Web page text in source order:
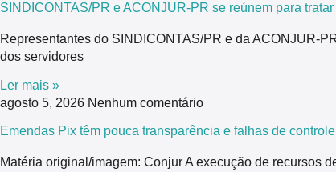
SINDICONTAS/PR e ACONJUR-PR se reúnem para
Representantes do SINDICONTAS/PR e da ACONJUR-
dos servidores
Ler mais »
agosto 5, 2026 Nenhum comentário
Emendas Pix têm pouca transparência e falhas de
Matéria original/imagem: Conjur A execução de recursos